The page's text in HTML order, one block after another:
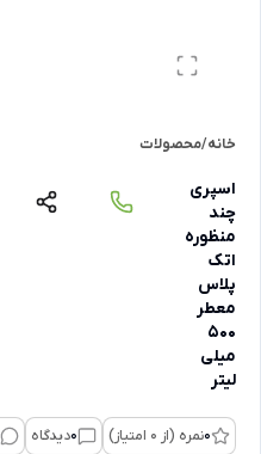
خانه/محصولات
اسپری
چند
منظوره
اتک
پلاس
معطر
500
میلی
لیتر
0نمره (از 0 امتیاز) 0دیدگاه